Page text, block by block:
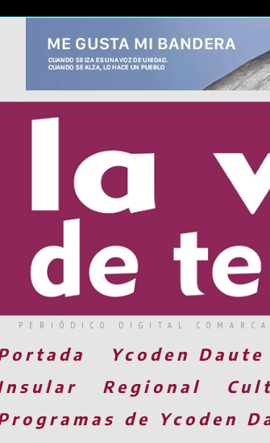
PERIÓDICO DIGITAL
Ycoden
Regional
de Ycoden